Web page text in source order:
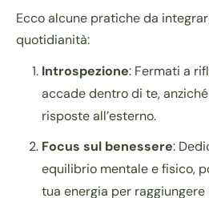
Ecco alcune pratiche da
quotidianità:
Introspezione: Fermati a
accade dentro di te,
risposte all’esterno.
Focus sul benessere:
equilibrio mentale e fisico,
tua energia per